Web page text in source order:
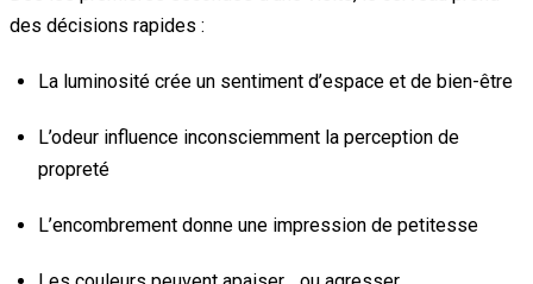
des décisions rapides :
La luminosité crée un sentiment d’espace et de bien-être
L’odeur influence inconsciemment la perception de
propreté
L’encombrement donne une impression de petitesse